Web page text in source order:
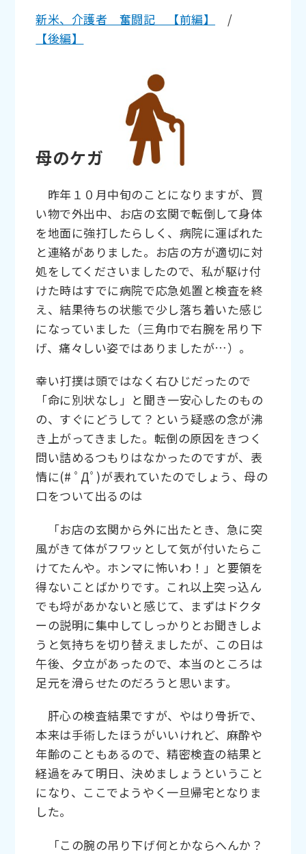
新米、介護者 奮闘記 【前編】
/
【後編】
母のケガ
昨年１０月中旬のことになりますが、買
い物で外出中、お店の玄関で転倒して身体
を地面に強打したらしく、病院に運ばれた
と連絡がありました。お店の方が適切に対
処をしてくださいましたので、私が駆け付
けた時はすでに病院で応急処置と検査を終
え、結果待ちの状態で少し落ち着いた感じ
になっていました（三角巾で右腕を吊り下
げ、痛々しい姿ではありましたが…）。
幸い打撲は頭ではなく右ひじだったので
「命に別状なし」と聞き一安心したのもの
の、すぐにどうして？という疑惑の念が沸
き上がってきました。転倒の原因をきつく
問い詰めるつもりはなかったのですが、表
情に(# ﾟДﾟ)が表れていたのでしょう、母の
口をついて出るのは
「お店の玄関から外に出たとき、急に突
風がきて体がフワッとして気が付いたらこ
けてたんや。ホンマに怖いわ！」と要領を
得ないことばかりです。これ以上突っ込ん
でも埒があかないと感じて、まずはドクタ
ーの説明に集中してしっかりとお聞きしよ
うと気持ちを切り替えましたが、この日は
午後、夕立があったので、本当のところは
足元を滑らせたのだろうと思います。
肝心の検査結果ですが、やはり骨折で、
本来は手術したほうがいいけれど、麻酔や
年齢のこともあるので、精密検査の結果と
経過をみて明日、決めましょうということ
になり、ここでようやく一旦帰宅となりま
した。
「この腕の吊り下げ何とかならへんか？